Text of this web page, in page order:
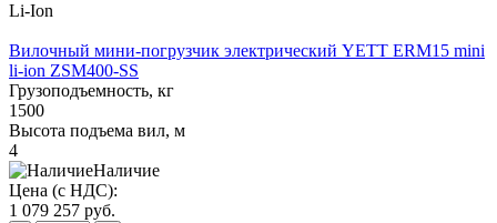
Li-Ion
Вилочный мини-погрузчик электрический YETT ERM15 mini
li-ion ZSM400-SS
Грузоподъемность, кг
1500
Высота подъема вил, м
4
Наличие
Цена (с НДС):
1 079 257 руб.